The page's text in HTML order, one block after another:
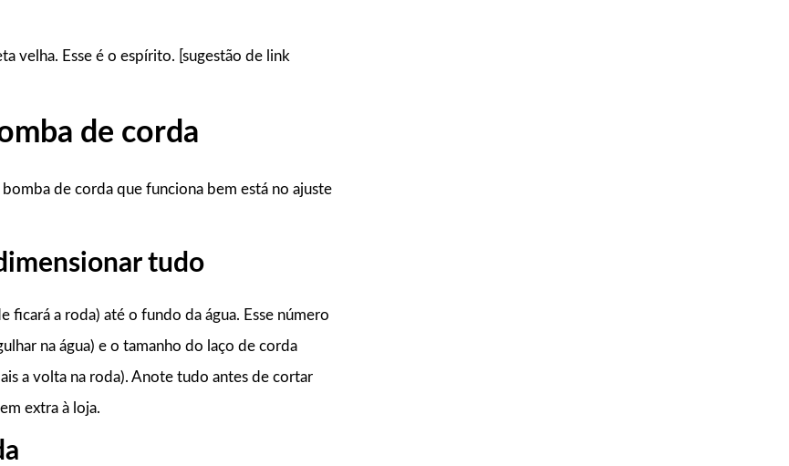
velha. Esse é o espírito. [sugestão de link
de corda
de corda que funciona bem está no ajuste
tudo
a roda) até o fundo da água. Esse número
na água) e o tamanho do laço de corda
a volta na roda). Anote tudo antes de cortar
extra à loja.